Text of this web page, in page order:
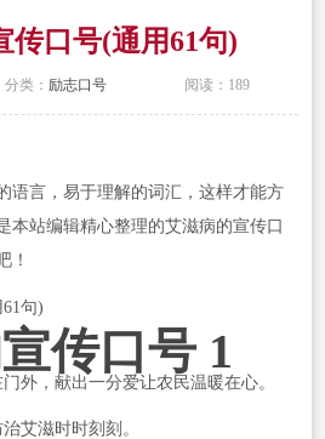
传口号(通用61句)
分类： 励志口号 阅读：189
语言，易于理解的词汇，这样才能方
本站编辑精心整理的艾滋病的宣传口
！
传口号 1
外，献出一分爱让农民温暖在心。
艾滋时时刻刻。